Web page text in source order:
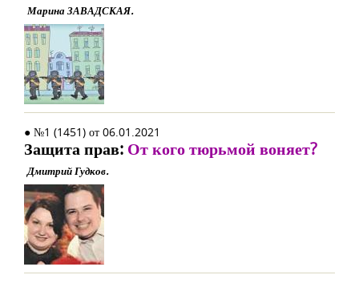
Марина ЗАВАДСКАЯ.
● №1 (1451) от 06.01.2021
Защита прав: От кого тюрьмой воняет?
Дмитрий Гудков.